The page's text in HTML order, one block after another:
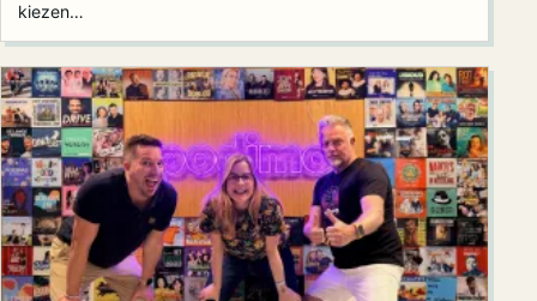
kiezen…